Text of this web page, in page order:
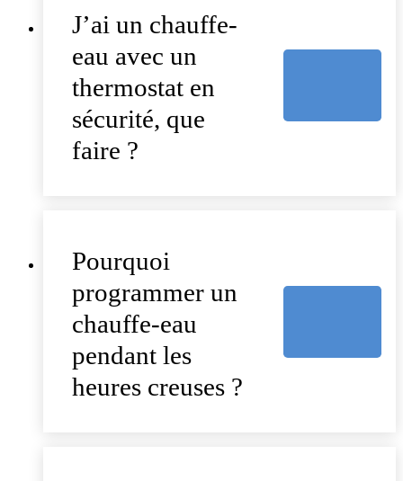
J’ai un chauffe-
eau avec un
thermostat en
sécurité, que
faire ?
Pourquoi
programmer un
chauffe-eau
pendant les
heures creuses ?